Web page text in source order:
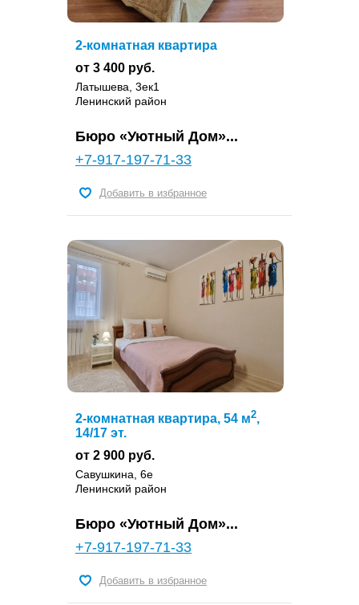
2-комнатная квартира
от 3 400 руб.
Латышева, 3ек1
Ленинский район
Бюро «Уютный Дом»...
+7-917-197-71-33
Добавить в избранное
2-комнатная квартира, 54 м2,
14/17 эт.
от 2 900 руб.
Савушкина, 6е
Ленинский район
Бюро «Уютный Дом»...
+7-917-197-71-33
Добавить в избранное